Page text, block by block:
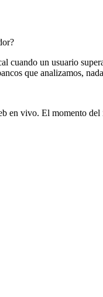
un usuario
que analizamos,
en vivo. El momento